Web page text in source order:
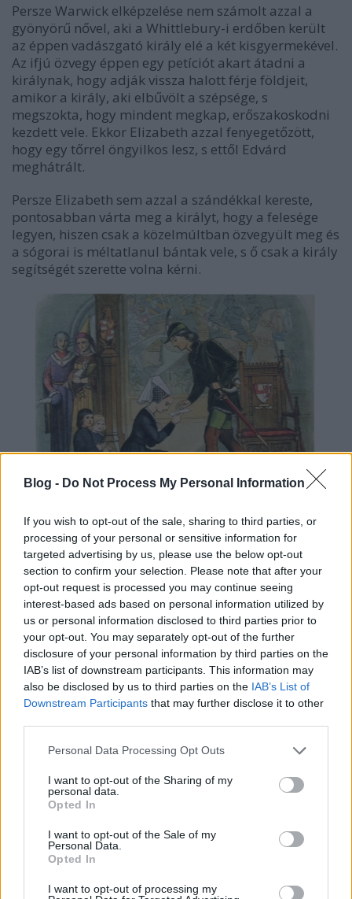
Blog - Do Not Process My Personal Information
If you wish to opt-out of the sale, sharing to third parties, or
processing of your personal or sensitive information for
targeted advertising by us, please use the below opt-out
section to confirm your selection. Please note that after your
opt-out request is processed you may continue seeing
interest-based ads based on personal information utilized by
us or personal information disclosed to third parties prior to
your opt-out. You may separately opt-out of the further
disclosure of your personal information by third parties on the
IAB’s list of downstream participants. This information may
also be disclosed by us to third parties on the IAB’s List of
Downstream Participants that may further disclose it to other
Please note that this website/app uses one or more Google
not limited to your visit or usage behaviour. You may click to
grant or deny consent to Google and its third-party tags to
use your data for below specified purposes in below Google
consent section.
Personal Data Processing Opt Outs
I want to opt-out of the Sharing of my
personal data.
Opted In
I want to opt-out of the Sale of my
Personal Data.
Opted In
I want to opt-out of processing my
Persze Warwick elképzelése nem számolt azzal a
gyönyörű nővel, aki a Whittlebury-i erdőben került
az éppen vadászgató király elé a két kisgyermekével.
Az ifjú özvegy éppen egy petíciót akart átadni a
királynak, hogy adják vissza halott férje földjeit,
amikor a király, aki elbűvölt a szépsége, s
megszokta, hogy mindent megkap, erőszakoskodni
kezdett vele. Ekkor Elizabeth azzal fenyegetőzött,
hogy egy tőrrel öngyilkos lesz, s ettől Edvárd
meghátrált.
Persze Elizabeth sem azzal a szándékkal kereste,
pontosabban várta meg a királyt, hogy a felesége
legyen, hiszen csak a közelmúltban özvegyült meg és
a sógorai is méltatlanul bántak vele, s ő csak a király
segítségét szerette volna kérni.
A fiatal és gyönyörű kétgyermekes özvegy azonban
teljesen elvarázsolta a királyt, aki nem zavart, hogy a
nőnek sem vagyona, sem politikai befolyása nincs,
sőt az sem, hogy idősebb és van két gyermeke.
Így aztán körülbelül az összes szabályt felrúgta, s
feleslegessé tette a külföldi házassági tárgyalásokat,
amikor eldöntötte, hogy feleségül veszi Elizabeth
Grayt vagyis leánykori nevén Elizabeth Woodville-t.
Elizabeth persze nem volt teljesen "közember",
hiszen az édesanyja Bedford hercegnéje volt, amíg
nem ment feleségül a második férjéhez, Elizabeth
apjához.
A házasságkötésre egy kis northamptonshire-i falu,
Grafton Regis templomában került sor, azon a
települése, ahol Elizabeth felnőtt. Az esküvőn nagyon
kevesen vettek részt, de ott volt a menyasszony
édesanyja, Jacquetta of Luxembourg.